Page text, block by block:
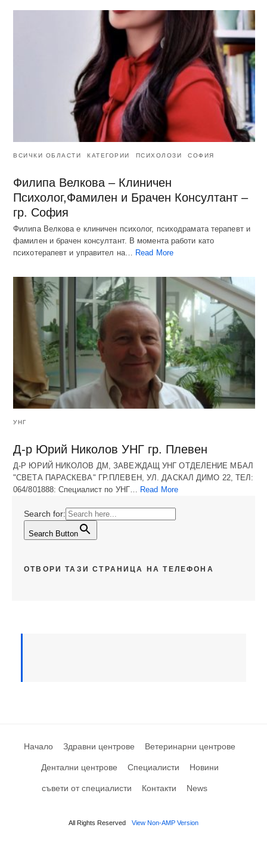
ВСИЧКИ ОБЛАСТИ КАТЕГОРИИ ПСИХОЛОЗИ СОФИЯ
Филипа Велкова – Клиничен
Психолог,Фамилен и Брачен Консултант –
гр. София
Филипа Велкова е клиничен психолог, психодрамата терапевт и
фамилен и брачен консултант. В момента работи като
психотерапевт и управител на…
Read More
УНГ
Д-р Юрий Николов УНГ гр. Плевен
Д-Р ЮРИЙ НИКОЛОВ ДМ, ЗАВЕЖДАЩ УНГ ОТДЕЛЕНИЕ МБАЛ
"СВЕТА ПАРАСКЕВА" ГР.ПЛЕВЕН, УЛ. ДАСКАЛ ДИМО 22, ТЕЛ:
064/801888: Специалист по УНГ… Read More
Search for:
Search Button
ОТВОРИ ТАЗИ СТРАНИЦА НА ТЕЛЕФОНА
Начало Здравни центрове Ветеринарни центрове
Дентални центрове Специалисти Новини
съвети от специалисти Контакти News
All Rights Reserved View Non-AMP Version